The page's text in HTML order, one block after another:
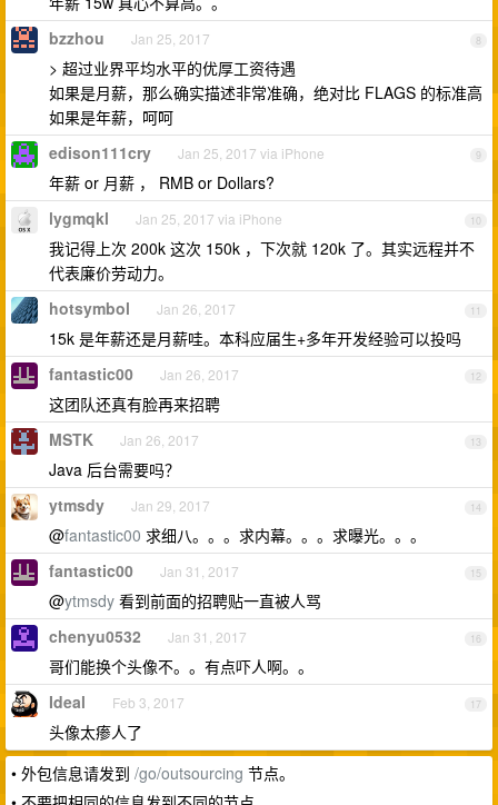
8
bzzhou Jan 25, 2017
> 超过业界平均水平的优厚工资待遇
如果是月薪，那么确实描述非常准确，绝对比 FLAGS 的标准高
如果是年薪，呵呵
9
edison111cry Jan 25, 2017 via iPhone
年薪 or 月薪 ， RMB or Dollars?
10
lygmqkl Jan 25, 2017 via iPhone
我记得上次 200k 这次 150k ，下次就 120k 了。其实远程并不
代表廉价劳动力。
11
hotsymbol Jan 26, 2017
15k 是年薪还是月薪哇。本科应届生+多年开发经验可以投吗
12
fantastic00 Jan 26, 2017
这团队还真有脸再来招聘
13
MSTK Jan 26, 2017
Java 后台需要吗？
14
ytmsdy Jan 29, 2017
@fantastic00 求细八。。。求内幕。。。求曝光。。。
15
fantastic00 Jan 31, 2017
@ytmsdy 看到前面的招聘贴一直被人骂
16
chenyu0532 Jan 31, 2017
哥们能换个头像不。。有点吓人啊。。
17
Ideal Feb 3, 2017
头像太瘆人了
• 外包信息请发到 /go/outsourcing 节点。